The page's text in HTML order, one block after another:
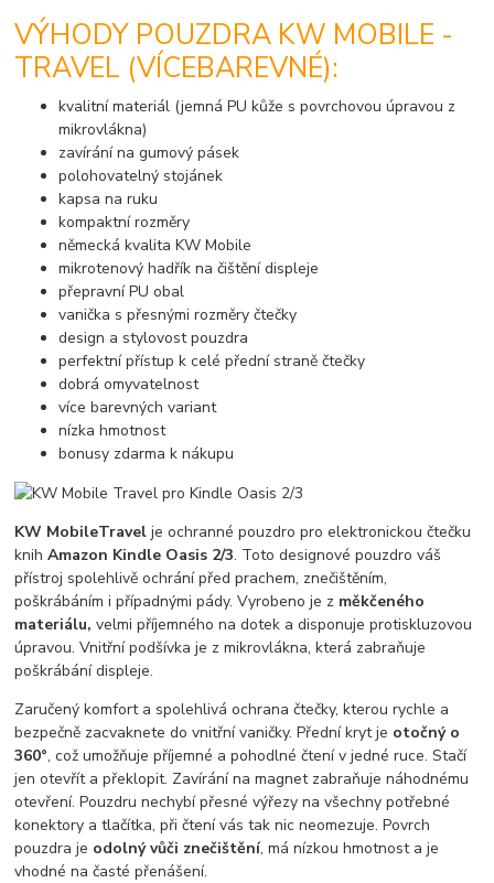
VÝHODY POUZDRA KW MOBILE -
TRAVEL (VÍCEBAREVNÉ):
kvalitní materiál (jemná PU kůže s povrchovou úpravou z
mikrovlákna)
zavírání na gumový pásek
polohovatelný stojánek
kapsa na ruku
kompaktní rozměry
německá kvalita KW Mobile
mikrotenový hadřík na čištění displeje
přepravní PU obal
vanička s přesnými rozměry čtečky
design a stylovost pouzdra
perfektní přístup k celé přední straně čtečky
dobrá omyvatelnost
více barevných variant
nízka hmotnost
bonusy zdarma k nákupu
KW MobileTravelje ochranné pouzdro pro elektronickou čtečku
knihAmazon Kindle Oasis 2/3. Toto designové pouzdro váš
přístroj spolehlivě ochrání před prachem, znečištěním,
poškrábáním i případnými pády. Vyrobeno je z měkčeného
materiálu, velmi příjemného na dotek a disponuje protiskluzovou
úpravou. Vnitřní podšívka je z mikrovlákna, která zabraňuje
poškrábání displeje.
Zaručený komfort a spolehlivá ochrana čtečky, kterou rychle a
bezpečně zacvaknete do vnitřní vaničky. Přední kryt je otočný o
360°, což umožňuje příjemné a pohodlné čtení v jedné ruce. Stačí
jen otevřít a překlopit. Zavírání na magnet zabraňuje náhodnému
otevření. Pouzdru nechybí přesné výřezy na všechny potřebné
konektory a tlačítka, při čtení vás tak nic neomezuje. Povrch
pouzdra je odolný vůči znečištění, má nízkou hmotnost a je
vhodné na časté přenášení.